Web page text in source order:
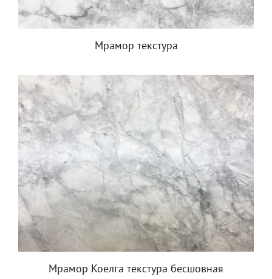
Мрамор текстура
Мрамор Коелга текстура бесшовная